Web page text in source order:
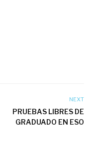
NEXT
PRUEBAS LIBRES DE
GRADUADO EN ESO